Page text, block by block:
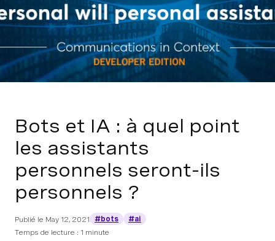
Bots et IA : à quel point
les assistants
personnels seront-ils
personnels ?
Publié le May 12, 2021 #bots
#ai
Temps de lecture : 1 minute